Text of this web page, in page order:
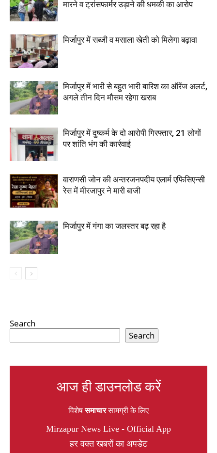
मारने व ट्रांसफार्मर उड़ाने की धमकी का आरोप
मिर्जापुर में सब्जी व मसाला खेती को मिलेगा बढ़ावा
मिर्जापुर में भारी से बहुत भारी बारिश का ऑरेंज अलर्ट,
अगले तीन दिन मौसम रहेगा खराब
मिर्जापुर में दुष्कर्म के दो आरोपी गिरफ्तार, 21 लोगों
पर शांति भंग की कार्रवाई
वाराणसी जोन की अन्तरजनपदीय एलार्म एफिसिएन्सी
रेस में मीरजापुर ने मारी बाजी
मिर्जापुर में गंगा का जलस्तर बढ़ रहा है
Search
Search
आज ही डाउनलोड करें
विशेषसमाचारसामग्री के लिए
Mirzapur News Live - Official App
हर वक्त खबरों का अपडेट